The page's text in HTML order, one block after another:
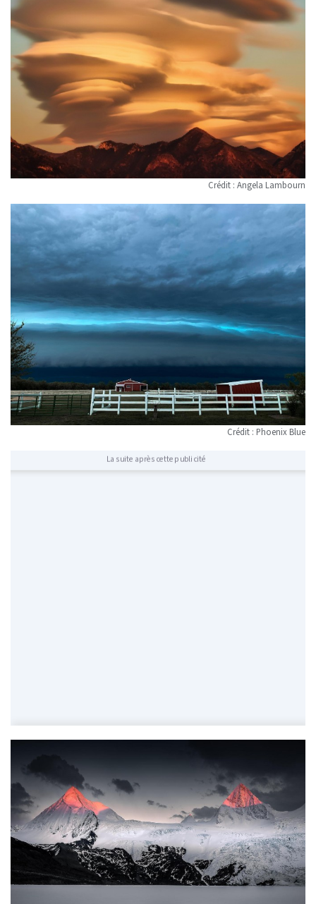
Crédit : Angela Lambourn
Crédit : Phoenix Blue
La suite après cette publicité